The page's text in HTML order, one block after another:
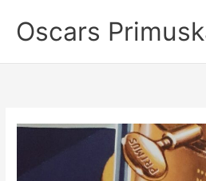
naar
inhoud
Oscars